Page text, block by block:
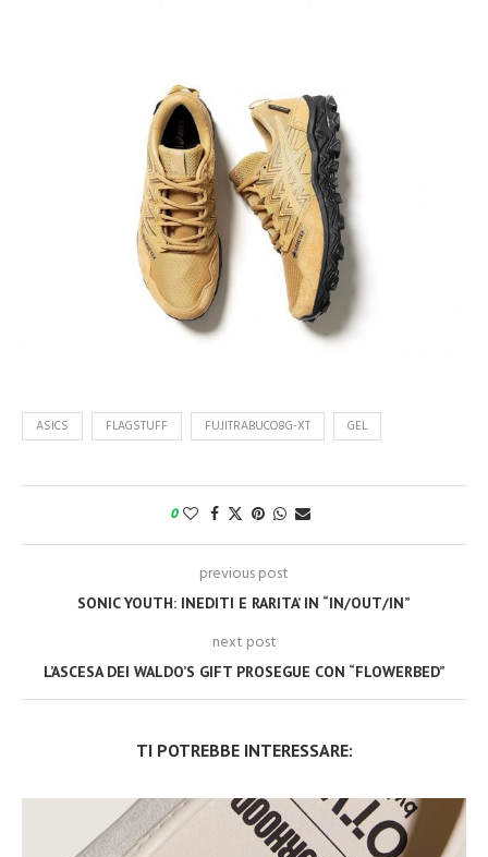
ASICS FLAGSTUFF FUJITRABUCO8G-XT GEL
0
previous post
SONIC YOUTH: INEDITI E RARITA’ IN “IN/OUT/IN”
next post
L’ASCESA DEI WALDO’S GIFT PROSEGUE CON “FLOWERBED”
TI POTREBBE INTERESSARE: